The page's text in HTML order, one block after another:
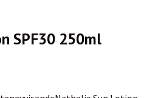
SPF30 250ml